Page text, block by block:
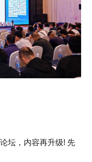
坛，内容再升级! 先